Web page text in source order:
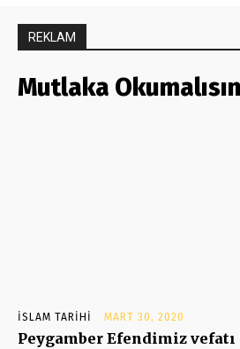
REKLAM
Mutlaka
İSLAM TARIHI MART 30, 2020
Peygamber Efendimiz vefatı